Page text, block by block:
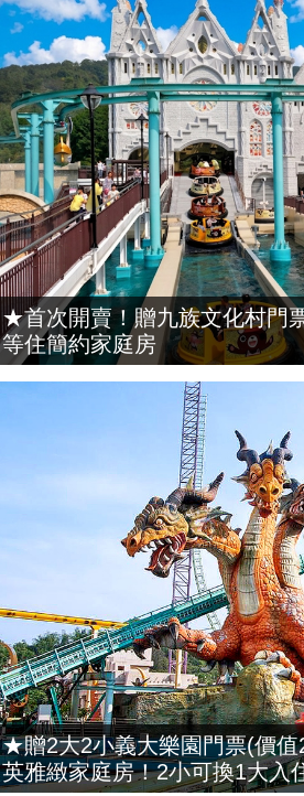
★首次開賣！贈九族文化村門
等住簡約家庭房
★贈2大2小義大樂園門票(價值
英雅緻家庭房！2小可換1大入